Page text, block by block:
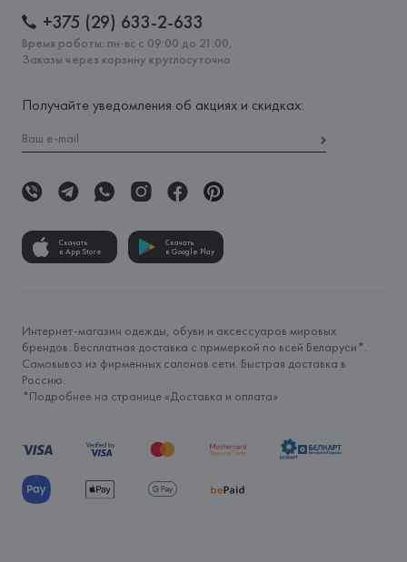
+375 (29) 633-2-633
Время работы: пн-вс с 09:00 до 21:00,
Заказы через корзину круглосуточно
Получайте уведомления об акциях и скидках:
Скачать
в App Store
Скачать
в Google Play
Интернет-магазин одежды, обуви и аксессуаров мировых
брендов. Бесплатная доставка с примеркой по всей Беларуси*.
Самовывоз из фирменных салонов сети. Быстрая доставка в
Россию.
*Подробнее на странице «Доставка и оплата»